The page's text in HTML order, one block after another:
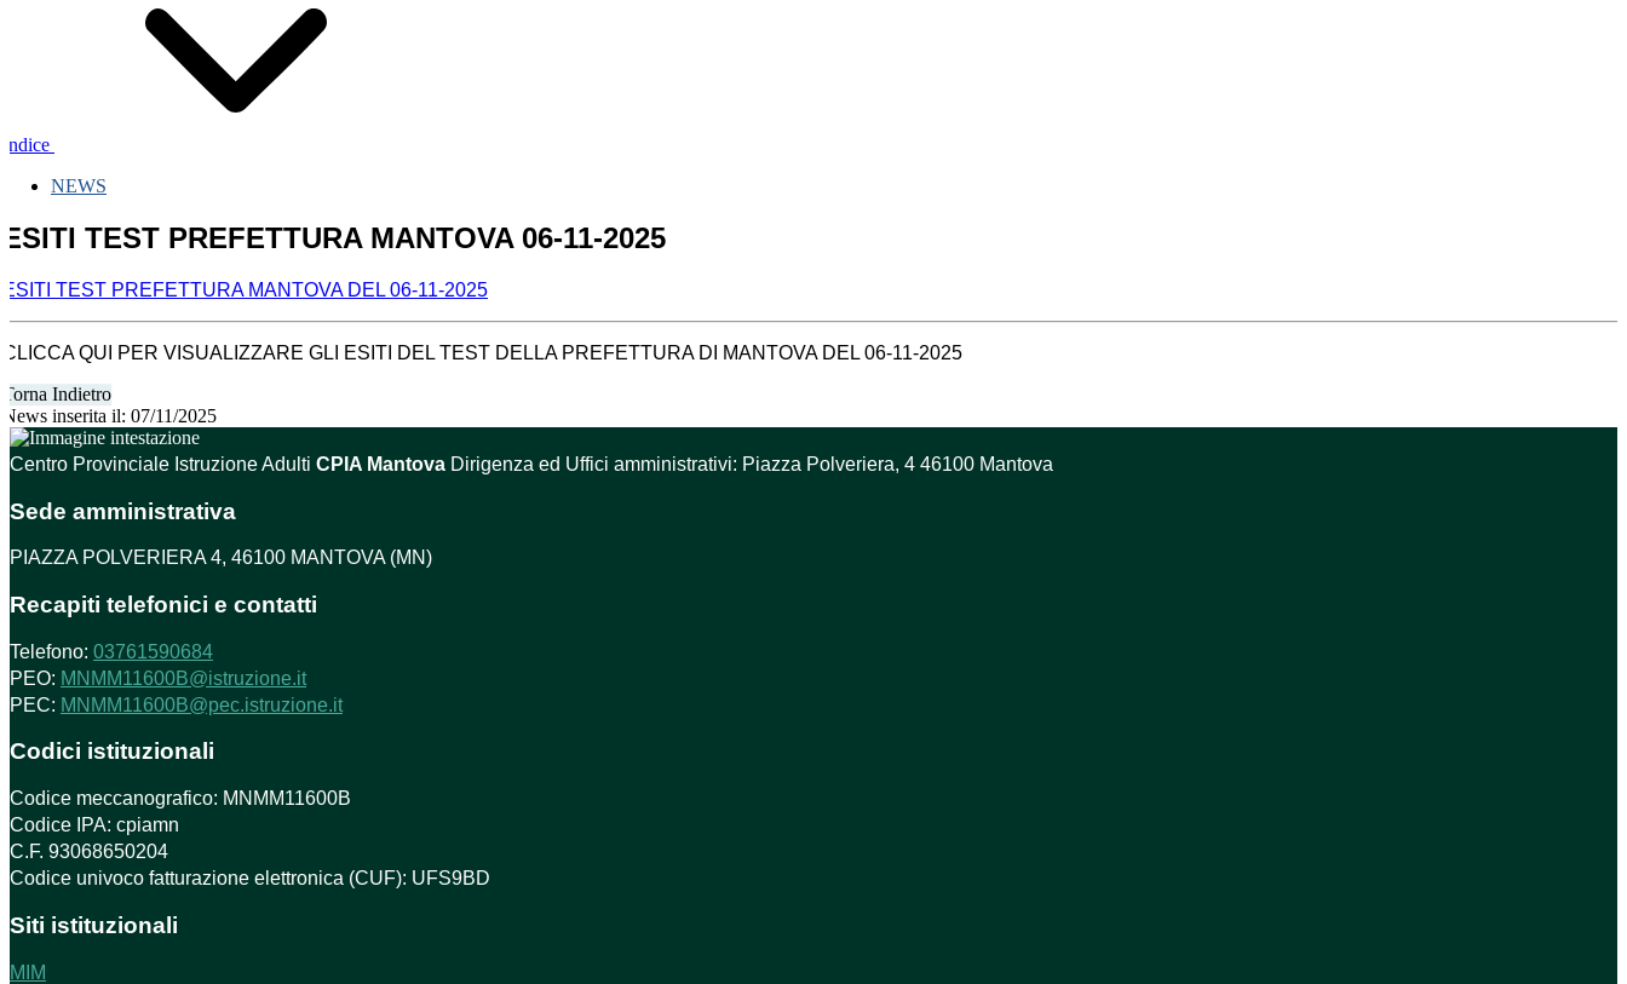
Indice
NEWS
ESITI TEST PREFETTURA MANTOVA 06-11-2025
ESITI TEST PREFETTURA MANTOVA DEL 06-11-2025
CLICCA QUI PER VISUALIZZARE GLI ESITI DEL TEST DELLA PREFETTURA DI MANTOVA DEL 06-11-2025
Torna Indietro
News inserita il: 07/11/2025
Centro Provinciale Istruzione Adulti CPIA Mantova Dirigenza ed Uffici amministrativi: Piazza Polveriera, 4 46100 Mantova
Sede amministrativa
PIAZZA POLVERIERA 4, 46100 MANTOVA (MN)
Recapiti telefonici e contatti
Telefono: 03761590684
PEO: MNMM11600B@istruzione.it
PEC: MNMM11600B@pec.istruzione.it
Codici istituzionali
Codice meccanografico: MNMM11600B
Codice IPA: cpiamn
C.F. 93068650204
Codice univoco fatturazione elettronica (CUF): UFS9BD
Siti istituzionali
MIM